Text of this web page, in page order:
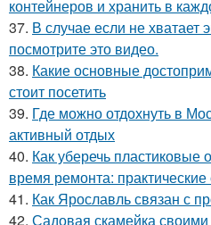
контейнеров и хранить в
37. В случае если не хватает
посмотрите это видео.
38. Какие основные
стоит посетить
39. Где можно отдохнуть в
активный отдых
40. Как уберечь пластиковые
время ремонта: практические
41. Как Ярославль связан с
42. Садовая скамейка